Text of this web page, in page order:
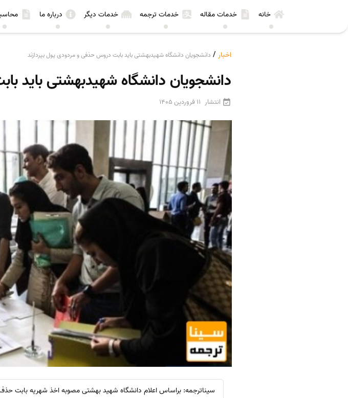
خانه خدمات مقاله خدمات ترجمه خدمات دیگر درباره ما
اخبار / دانشجویان دانشگاه شهیدبهشتی باید بابت دروس حذفی و مردودی پول بپردازند
دانشجویان دانشگاه شهیدبهشتی باید
انتشار 11 فروردین 1405
سیناترجمه: براساس اعلام دانشگاه شهید بهشتی مصوبه اخذ شهریه بابت